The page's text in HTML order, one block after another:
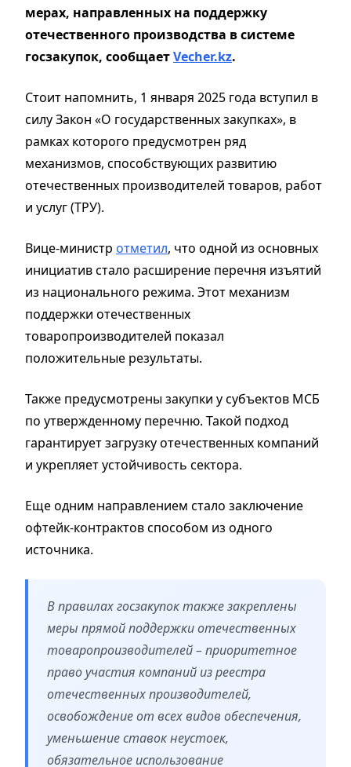
мерах, направленных на поддержку
отечественного производства в системе
госзакупок, сообщаетVecher.kz.
Стоит напомнить, 1 января 2025 года вступил в
силу Закон «О государственных закупках», в
рамках которого предусмотрен ряд
механизмов, способствующих развитию
отечественных производителей товаров, работ
и услуг (ТРУ).
Вице-министр отметил, что одной из основных
инициатив стало расширение перечня изъятий
из национального режима. Этот механизм
поддержки отечественных
товаропроизводителей показал
положительные результаты.
Также предусмотрены закупки у субъектов МСБ
по утвержденному перечню. Такой подход
гарантирует загрузку отечественных компаний
и укрепляет устойчивость сектора.
Еще одним направлением стало заключение
офтейк-контрактов способом из одного
источника.
В правилах госзакупок также закреплены
меры прямой поддержки отечественных
товаропроизводителей – приоритетное
право участия компаний из реестра
отечественных производителей,
освобождение от всех видов обеспечения,
уменьшение ставок неустоек,
обязательное использование